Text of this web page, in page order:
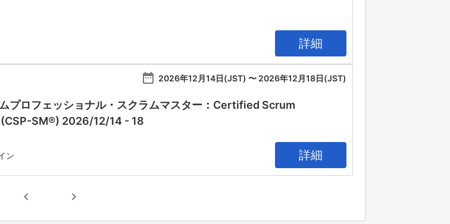
詳細
date_range 2026年12月14日(JST) 〜 2026年12月18日(JST)
プロフェッショナル・スクラムマスター：Certified Scrum
SM®) 2026/12/14 - 18
ン 詳細
chevron_left chevron_right